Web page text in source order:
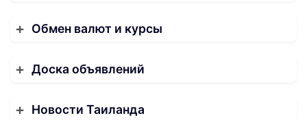
Обмен валют и курсы
Доска объявлений
Новости Таиланда